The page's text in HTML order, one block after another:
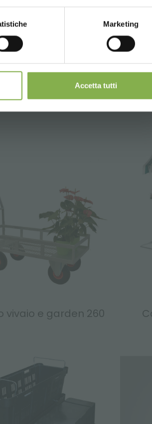
Marketing
Accetta tutti
porta vasi
vivaio e garden 260
CONTINUE